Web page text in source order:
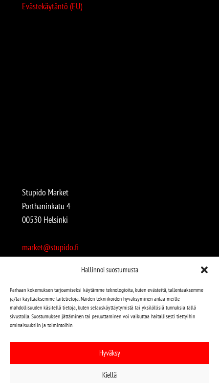
Hallinnoi suostumusta
Parhaan kokemuksen tarjoamiseksi käytämme teknologioita, kuten evästeitä, tallentaaksemme
ja/tai käyttääksemme laitetietoja. Näiden tekniikoiden hyväksyminen antaa meille
mahdollisuuden käsitellä tietoja, kuten selauskäyttäytymistä tai yksilöllisiä tunnuksia tällä
sivustolla. Suostumuksen jättäminen tai peruuttaminen voi vaikuttaa haitallisesti tiettyihin
ominaisuuksiin ja toimintoihin.
Hyväksy
Kiellä
Evästekäytäntö (EU)
Stupido Market
Porthaninkatu 4
00530 Helsinki
market@stupido.fi
Avoinna:
arkisin 12-18
lauantaisin 12-17
Stupido löytyy myös kivijalasta!
Stupido Marketista löydät niin uudet kuin käytetytkin
levyt, vaatteet, kirjat, korut jne jne…